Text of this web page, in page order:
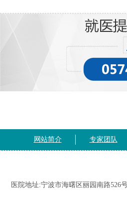
网站简介 专家团队
医院地址:宁波市海曙区丽园南路526